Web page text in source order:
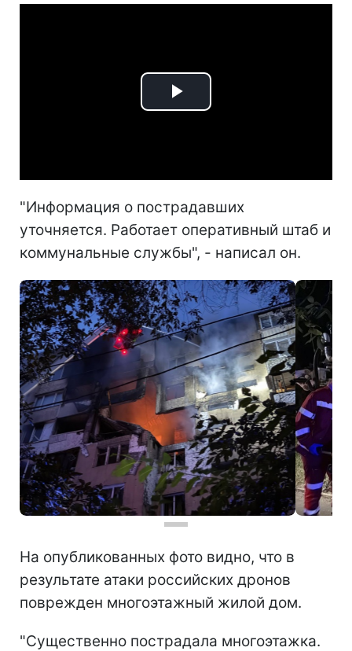
Play
"Информация о пострадавших
уточняется. Работает оперативный штаб и
коммунальные службы", - написал он.
На опубликованных фото видно, что в
результате атаки российских дронов
поврежден многоэтажный жилой дом.
"Существенно пострадала многоэтажка.